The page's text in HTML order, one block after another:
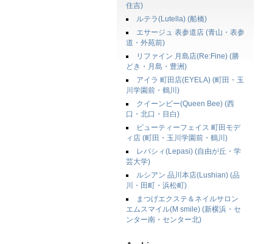
住吉)
ルテラ(Lutella) (船橋)
エサージュ 表参道店 (青山・表参
道・外苑前)
リファイン 月島店(Re:Fine) (勝
どき・月島・豊洲)
アイラ 町田店(EYELA) (町田・玉
川学園前・鶴川)
クイーンビー(Queen Bee) (西
口・北口・目白)
ビューティーフェイス 町田モデ
ィ店 (町田・玉川学園前・鶴川)
レパシィ(Lepasi) (自由が丘・学
芸大学)
ルシアン 品川本店(Lushian) (品
川・田町・浜松町)
まつげエクステ＆ネイルサロン
エムスマイル(M smile) (新横浜・セ
ンター南・センター北)